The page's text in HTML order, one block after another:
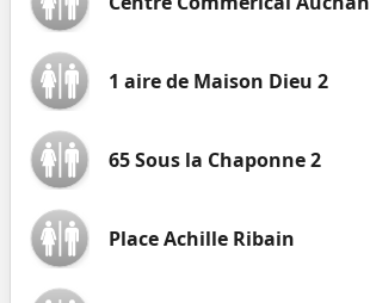
1 aire de Maison Dieu 2
65 Sous la Chaponne 2
Place Achille Ribain